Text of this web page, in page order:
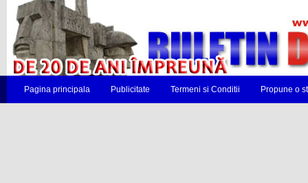
Pagina principala Publicitate Termeni si Conditii Propune o